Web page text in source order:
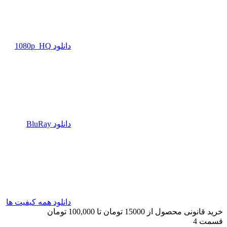
دانلود 1080p_HQ
دانلود BluRay
دانلود همه کیفیت ها
خرید قانونی محصول از 15000 تومان تا 100,000 تومان
قسمت 4